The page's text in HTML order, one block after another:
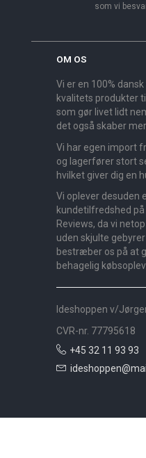
som vi
OM OS
Vi er en 100%
kvalitets produkter
som gør livet lidt
det også skaber
Vi har egen import
og lagerfører stort
hvilket giver dig en
Vi oplever desuden
kundetilfredshed
Reviews, da vi
uden skjulte
bestræber os på at
behagelig
Ideshoppen v/
CVR-nr. 77795618
+45 32 11 93 93